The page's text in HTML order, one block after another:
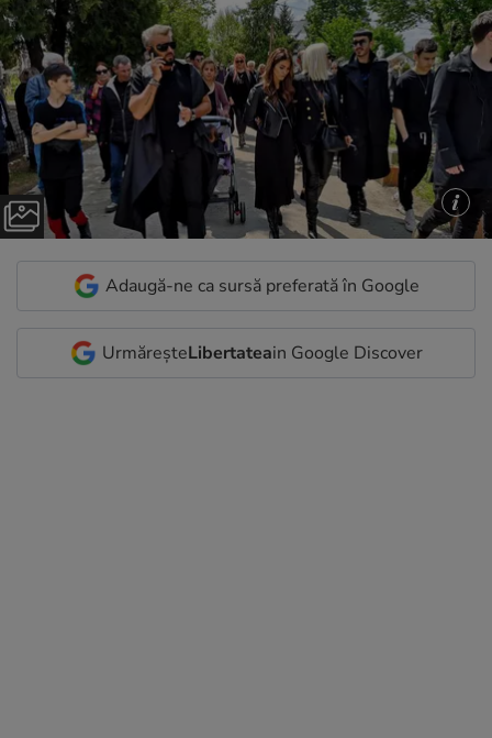
Adaugă-ne ca sursă preferată în Google
UrmăreșteLibertateain Google Discover